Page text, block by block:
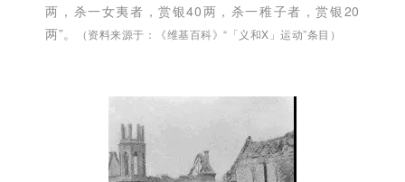
两，杀一女夷者，赏银40两，杀一稚子者，赏银20
两”。
（资料来源于：《维基百科》“「义和X」运动”条目）